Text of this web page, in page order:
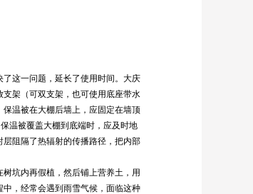
这一问题，延长了使用时间。大庆
架（可双支架，也可使用底座带水
温被在大棚后墙上，应固定在墙顶
温被覆盖大棚到底端时，应及时地
阻隔了热辐射的传播路径，把内部
坑内再假植，然后铺上营养土，用
，经常会遇到雨雪气候，面临这种